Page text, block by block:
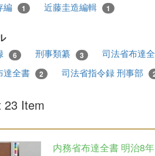
編
1 近藤圭造編輯 1
6 刑事類纂 3
司法省布達
達全書
2 司法省指令録 刑事部
23 Item
内務省布達全書 明治8年